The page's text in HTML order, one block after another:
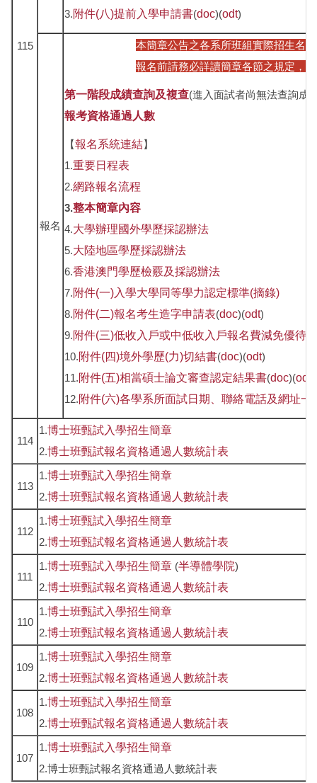
115
3.附件(八)提前入學申請書(doc)(odt)
報名
本簡章公告之各系所班組實際招生名
報名前請務必詳讀簡章各節之規定，
第一階段成績查詢及複查(進入面試者尚無法查詢成
報考資格通過人數
【報名系統連結】
1.重要日程表
2.網路報名流程
3.整本簡章內容
4.大學辦理國外學歷採認辦法
5.大陸地區學歷採認辦法
6.香港澳門學歷檢覈及採認辦法
7.附件(一)入學大學同等學力認定標準(摘錄)
8.附件(二)報名考生造字申請表(doc)(odt)
9.附件(三)低收入戶或中低收入戶報名費減免優待
10.附件(四)境外學歷(力)切結書(doc)(odt)
11.附件(五)相當碩士論文審查認定結果書(doc)(odt
12.附件(六)各學系所面試日期、聯絡電話及網址一
114
1.博士班甄試入學招生簡章
2.博士班甄試報名資格通過人數統計表
113
1.博士班甄試入學招生簡章
2.博士班甄試報名資格通過人數統計表
112
1.博士班甄試入學招生簡章
2.博士班甄試報名資格通過人數統計表
111
1.博士班甄試入學招生簡章 (半導體學院)
2.博士班甄試報名資格通過人數統計表
110
1.博士班甄試入學招生簡章
2.博士班甄試報名資格通過人數統計表
109
1.博士班甄試入學招生簡章
2.博士班甄試報名資格通過人數統計表
108
1.博士班甄試入學招生簡章
2.博士班甄試報名資格通過人數統計表
107
1.博士班甄試入學招生簡章
2.博士班甄試報名資格通過人數統計表